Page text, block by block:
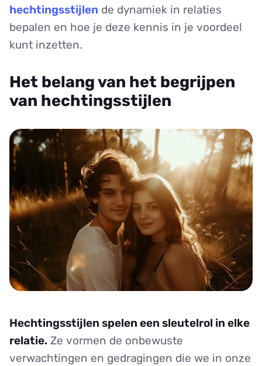
hechtingsstijlen de dynamiek in relaties
bepalen en hoe je deze kennis in je voordeel
kunt inzetten.
Het belang van het begrijpen
van hechtingsstijlen
Hechtingsstijlen spelen een sleutelrol in elke
relatie. Ze vormen de onbewuste
verwachtingen en gedragingen die we in onze